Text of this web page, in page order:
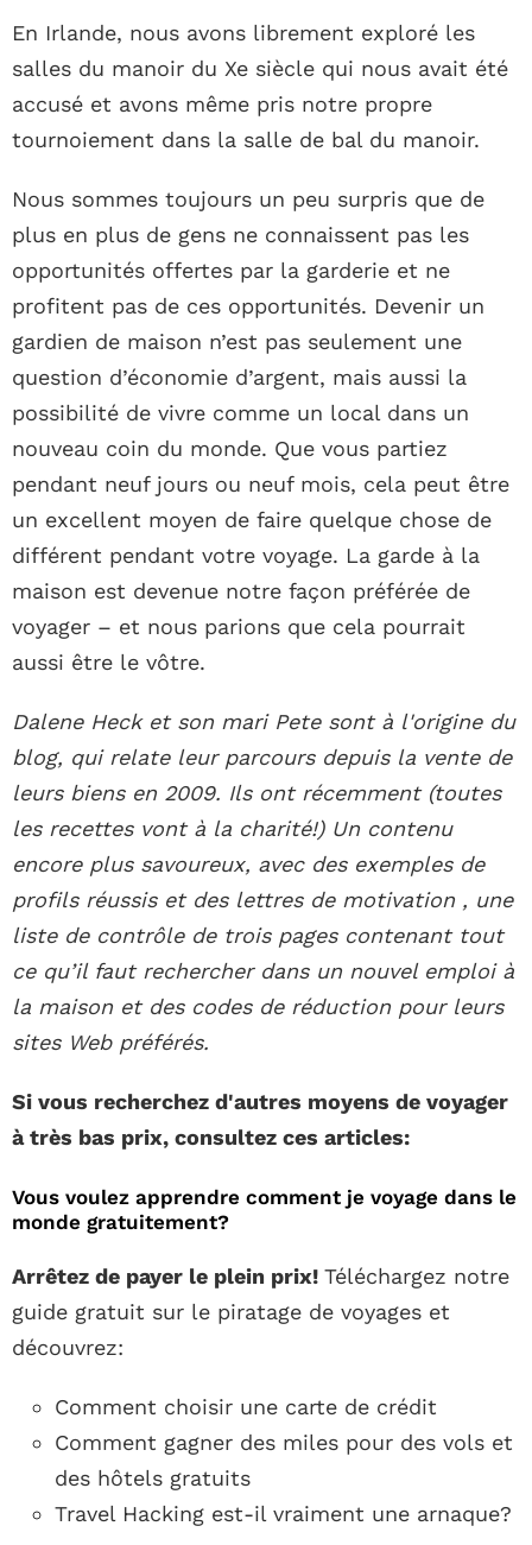
En Irlande, nous avons librement exploré les
salles du manoir du Xe siècle qui nous avait été
accusé et avons même pris notre propre
tournoiement dans la salle de bal du manoir.
Nous sommes toujours un peu surpris que de
plus en plus de gens ne connaissent pas les
opportunités offertes par la garderie et ne
profitent pas de ces opportunités. Devenir un
gardien de maison n’est pas seulement une
question d’économie d’argent, mais aussi la
possibilité de vivre comme un local dans un
nouveau coin du monde. Que vous partiez
pendant neuf jours ou neuf mois, cela peut être
un excellent moyen de faire quelque chose de
différent pendant votre voyage. La garde à la
maison est devenue notre façon préférée de
voyager – et nous parions que cela pourrait
aussi être le vôtre.
Dalene Heck et son mari Pete sont à l'origine du
blog, qui relate leur parcours depuis la vente de
leurs biens en 2009. Ils ont récemment (toutes
les recettes vont à la charité!) Un contenu
encore plus savoureux, avec des exemples de
profils réussis et des lettres de motivation , une
liste de contrôle de trois pages contenant tout
ce qu’il faut rechercher dans un nouvel emploi à
la maison et des codes de réduction pour leurs
sites Web préférés.
Si vous recherchez d'autres moyens de voyager
à très bas prix, consultez ces articles:
Vous voulez apprendre comment je voyage dans le
monde gratuitement?
Arrêtez de payer le plein prix! Téléchargez notre
guide gratuit sur le piratage de voyages et
découvrez:
Comment choisir une carte de crédit
Comment gagner des miles pour des vols et
des hôtels gratuits
Travel Hacking est-il vraiment une arnaque?